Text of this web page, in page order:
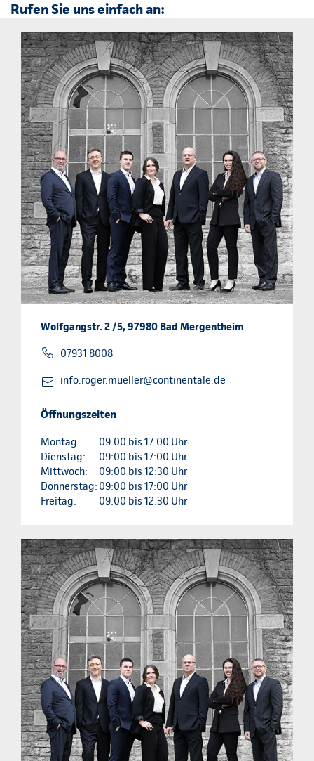
Rufen Sie uns einfach an:
Wolfgangstr. 2 /5, 97980 Bad Mergentheim
07931 8008
info.roger.mueller@continentale.de
Öffnungszeiten
Montag:
09:00 bis 17:00 Uhr
Dienstag:
09:00 bis 17:00 Uhr
Mittwoch:
09:00 bis 12:30 Uhr
Donnerstag: 09:00 bis 17:00 Uhr
Freitag:
09:00 bis 12:30 Uhr